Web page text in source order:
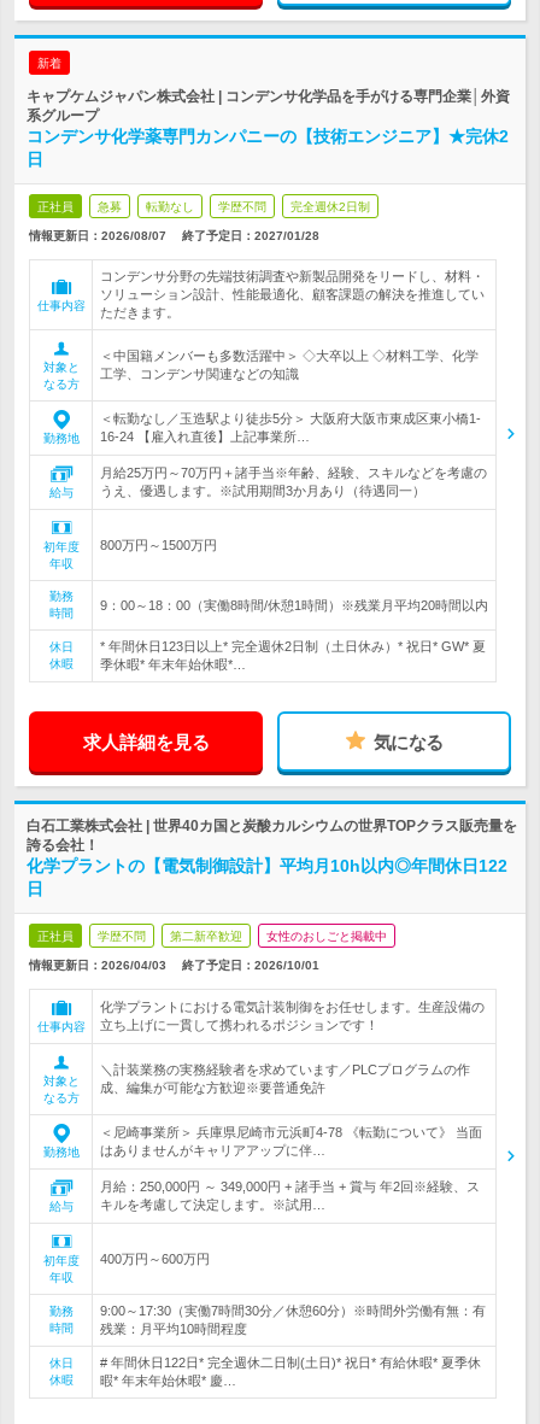
新着
キャプケムジャパン株式会社 | コンデンサ化学品を手がける専門企業│外資
系グループ
コンデンサ化学薬専門カンパニーの【技術エンジニア】★完休2
日
正社員 急募 転勤なし 学歴不問 完全週休2日制
情報更新日：2026/08/07 終了予定日： 2027/01/28
仕事内容
コンデンサ分野の先端技術調査や新製品開発をリードし、材料・
ソリューション設計、性能最適化、顧客課題の解決を推進してい
ただきます。
対象と
なる方
＜中国籍メンバーも多数活躍中＞ ◇大卒以上 ◇材料工学、化学
工学、コンデンサ関連などの知識
勤務地
＜転勤なし／玉造駅より徒歩5分＞ 大阪府大阪市東成区東小橋1-
16-24 【雇入れ直後】上記事業所…
給与
月給25万円～70万円＋諸手当※年齢、経験、スキルなどを考慮の
うえ、優遇します。※試用期間3か月あり（待遇同一）
初年度
年収
800万円～1500万円
勤務
時間
9：00～18：00（実働8時間/休憩1時間）※残業月平均20時間以内
休日
休暇
* 年間休日123日以上* 完全週休2日制（土日休み）* 祝日* GW* 夏
季休暇* 年末年始休暇*…
求人詳細を見る 気になる
白石工業株式会社 | 世界40カ国と炭酸カルシウムの世界TOPクラス販売量を
誇る会社！
化学プラントの【電気制御設計】平均月10h以内◎年間休日122
日
正社員 学歴不問 第二新卒歓迎 女性のおしごと掲載中
情報更新日：2026/04/03 終了予定日： 2026/10/01
仕事内容
化学プラントにおける電気計装制御をお任せします。生産設備の
立ち上げに一貫して携われるポジションです！
対象と
なる方
＼計装業務の実務経験者を求めています／PLCプログラムの作
成、編集が可能な方歓迎※要普通免許
勤務地
＜尼崎事業所＞ 兵庫県尼崎市元浜町4-78 《転勤について》 当面
はありませんがキャリアアップに伴…
給与
月給：250,000円 ～ 349,000円 + 諸手当 + 賞与 年2回※経験、ス
キルを考慮して決定します。※試用…
初年度
年収
400万円～600万円
勤務
時間
9:00～17:30（実働7時間30分／休憩60分）※時間外労働有無：有
残業：月平均10時間程度
休日
休暇
# 年間休日122日* 完全週休二日制(土日)* 祝日* 有給休暇* 夏季休
暇* 年末年始休暇* 慶…